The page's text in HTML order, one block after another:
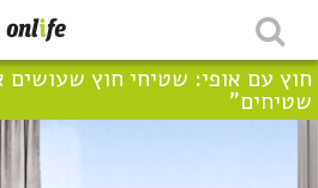
חוץ עם אופי: שטיחי חוץ
שטיחים"